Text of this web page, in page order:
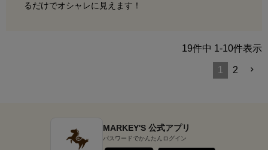
るだけでオシャレに見えます！
19件中 1-10件表示
1 2
MARKEY'S 公式アプリ
パスワードでかんたんログイン